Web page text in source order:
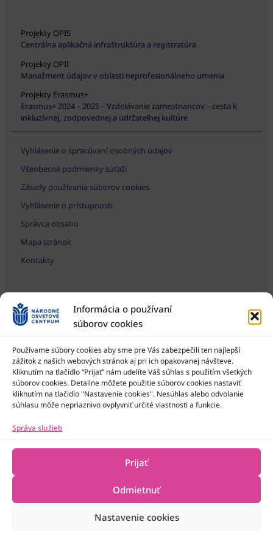
Informácia o používaní
súborov cookies
Používame súbory cookies aby sme pre Vás zabezpečili ten najlepší
zážitok z našich webových stránok aj pri ich opakovanej návšteve.
Kliknutím na tlačidlo “Prijať” nám udelíte Váš súhlas s použitím všetkých
súborov cookies. Detailne môžete použitie súborov cookies nastaviť
kliknutím na tlačidlo "Nastavenie cookies". Nesúhlas alebo odvolanie
súhlasu môže nepriaznivo ovplyvniť určité vlastnosti a funkcie.
Správa služieb
Prijať
Odmietnuť
Nastavenie cookies
Projekty OPIS
Centrálna aplikačná infraštruktúra a registratúra
Projekty OPII
Manažment údajov v oblasti neprofesionálneho umenia
Projekty Erasmus+
Erasmus+ 2024 – 2025 – Vzdelávanie zamestnancov – cesta k
inkluzívnej, zodpovednej a udržateľnej kultúre
Vyhlásenie o spracúvaní osobných údajov
Všeobecné podmienky súťaží
Zásady používania súborov cookies
Vyhlásenie o prístupnosti
Správca obsahu
Mapa stránok
Kontakty
Národné osvetové centrum je štátna príspevková organizácia
Ministerstva kultúry SR
2022-2026 © Národné osvetové centrumVšetky práva vyhradené